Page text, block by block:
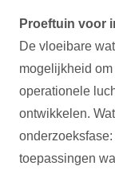
Proeftuin voor
De vloeibare
mogelijkheid
operationele
ontwikkelen.
toepassingen